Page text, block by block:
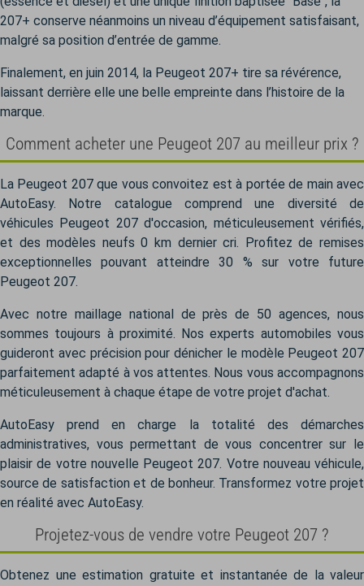
207+ conserve néanmoins un niveau d’équipement satisfaisant,
malgré sa position d’entrée de gamme.
Finalement, en juin 2014, la Peugeot 207+ tire sa révérence,
laissant derrière elle une belle empreinte dans l’histoire de la
marque.
Comment acheter une Peugeot 207 au meilleur prix ?
La Peugeot 207 que vous convoitez est à portée de main avec
AutoEasy. Notre catalogue comprend une diversité de
véhicules Peugeot 207 d'occasion, méticuleusement vérifiés,
et des modèles neufs 0 km dernier cri. Profitez de remises
exceptionnelles pouvant atteindre 30 % sur votre future
Peugeot 207.
Avec notre maillage national de près de 50 agences, nous
sommes toujours à proximité. Nos experts automobiles vous
guideront avec précision pour dénicher le modèle Peugeot 207
parfaitement adapté à vos attentes. Nous vous accompagnons
méticuleusement à chaque étape de votre projet d'achat.
AutoEasy prend en charge la totalité des démarches
administratives, vous permettant de vous concentrer sur le
plaisir de votre nouvelle Peugeot 207. Votre nouveau véhicule,
source de satisfaction et de bonheur. Transformez votre projet
en réalité avec AutoEasy.
Projetez-vous de vendre votre Peugeot 207 ?
Obtenez une estimation gratuite et instantanée de la valeur